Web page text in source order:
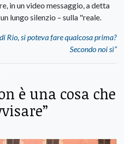
in un video messaggio, a detta
lungo silenzio – sulla "reale.
Rio, si poteva fare qualcosa prima?
Secondo noi sì”
è una cosa che